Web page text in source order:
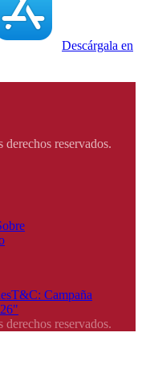
Descárgala en
reservados.
T&C: Campaña
reservados.